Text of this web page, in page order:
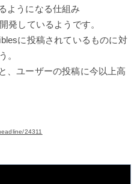
ようになる仕組み
発しているようです。
に投稿されているものに対
。
、ユーザーの投稿に今以上高
24311